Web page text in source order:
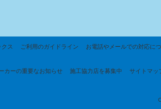
クス ご利用のガイドライン お電話やメールでの対応に
カーの重要なお知らせ 施工協力店を募集中 サイトマッ